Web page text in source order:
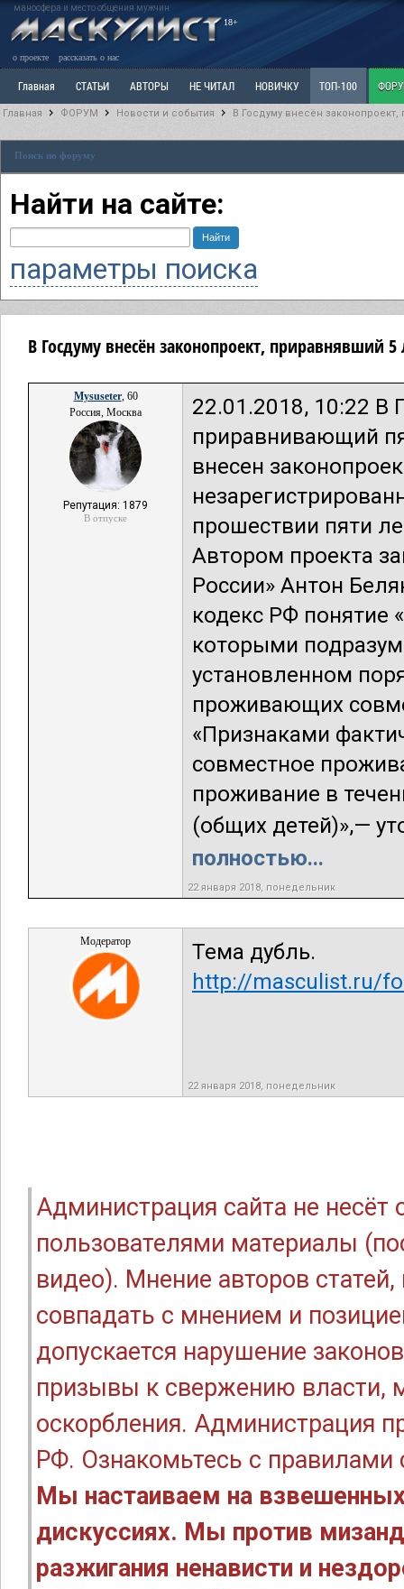
маносфера и место общения мужчин
18+
о проекте рассказать о нас
Главная СТАТЬИ АВТОРЫ НЕ ЧИТАЛ НОВИЧКУ ТОП-100
Ветка: Наболевшее. Выскажись!
РАЗДЕЛ: Разное
Главная ФОРУМ Новости и события В Госдуму внесён
Поиск по форуму
Найти на сайте:
параметры поиска
В Госдуму внесён законопроект, приравнявший 5
Mysuseter, 60
Россия, Москва
Репутация: 1879
В отпуске
22.01.2018, 10:22 В
приравнивающий
внесен
прошествии пяти
Автором проекта
России» Антон
кодекс РФ понятие
которыми
установленном
проживающих
«Признаками
совместное
проживание в
(общих детей)»,—
полностью...
22 января 2018, понедельник
Модератор
Тема дубль.
http://masculist.ru/
22 января 2018, понедельник
Администрация сайта не
пользователями материалы
видео). Мнение авторов
совпадать с мнением и
допускается нарушение
призывы к свержению власти,
оскорбления. Администрация
РФ. Ознакомьтесь с правилами
Мы настаиваем на
дискуссиях. Мы против
разжигания ненависти и